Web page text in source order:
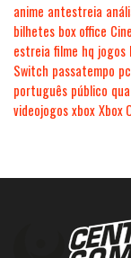
anime antestreia
bilhetes box office
estreia filme hq jogos
Switch passatempo pc
português público
videojogosxboxXbox